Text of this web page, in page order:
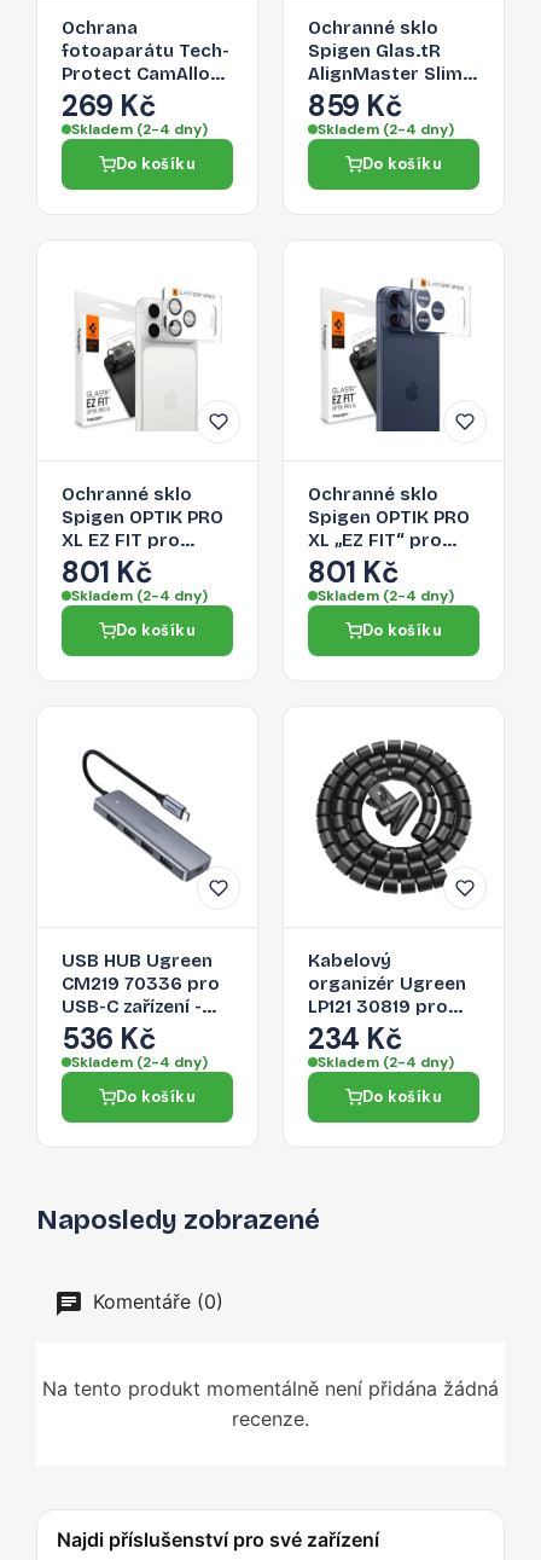
Ochrana
fotoaparátu Tech-
Protect CamAlloy
Fit+ pro iPhone 17
Pro Max – Deep
Blue
269 Kč
Skladem (2-4 dny)
Do košíku
Ochranné sklo
Spigen Glas.tR
AlignMaster Slim
3-Pack pro iPhone
17 Pro Max -
transparentní
859 Kč
Skladem (2-4 dny)
Do košíku
Ochranné sklo
Spigen OPTIK PRO
XL EZ FIT pro
iPhone 17 Pro Max -
stříbrné
801 Kč
Skladem (2-4 dny)
Do košíku
Ochranné sklo
Spigen OPTIK PRO
XL „EZ FIT“ pro
iPhone 17 Pro Max -
navy blue
801 Kč
Skladem (2-4 dny)
Do košíku
USB HUB Ugreen
CM219 70336 pro
USB-C zařízení -
šedá
536 Kč
Skladem (2-4 dny)
Do košíku
Kabelový
organizér Ugreen
LP121 30819 pro
kabely - černá
234 Kč
Skladem (2-4 dny)
Do košíku
Naposledy zobrazené
Komentáře (0)
Na tento produkt momentálně není přidána žádná
recenze.
Najdi příslušenství pro své zařízení